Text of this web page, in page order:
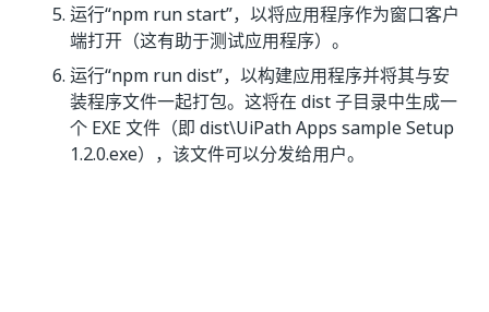
运行“npm run start”，以将应用程序作为窗口客户
端打开（这有助于测试应用程序）。
运行“npm run dist”，以构建应用程序并将其与安
装程序文件一起打包。这将在 dist子目录中生成一
个 EXE 文件（即 dist\UiPath Apps sample Setup
1.2.0.exe），该文件可以分发给用户。